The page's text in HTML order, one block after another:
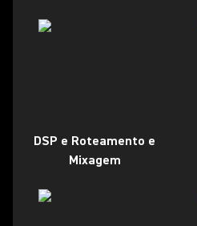
DSP e Roteamento e
Mixagem